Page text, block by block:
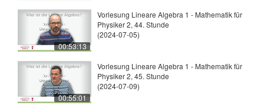
00:53:13
Vorlesung Lineare Algebra 1 - Mathematik für
Physiker 2, 44. Stunde
(2024-07-05)
00:55:01
Vorlesung Lineare Algebra 1 - Mathematik für
Physiker 2, 45. Stunde
(2024-07-09)